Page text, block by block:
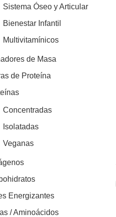
Sistema Óseo y Articular
Bienestar Infantil
Multivitamínicos
de Masa
de Proteína
Concentradas
Isolatadas
Veganas
Energizantes
/ Aminoácidos